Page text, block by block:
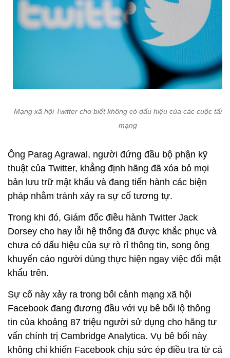
Mạng xã hội Twitter cho biết không có dấu hiệu của các cuộc tấn
mạng
Ông Parag Agrawal, người đứng đầu bộ phận kỹ
thuật của Twitter, khẳng định hãng đã xóa bỏ mọi
bản lưu trữ mật khẩu và đang tiến hành các biện
pháp nhằm tránh xảy ra sự cố tương tự.
Trong khi đó, Giám đốc điều hành Twitter Jack
Dorsey cho hay lỗi hệ thống đã được khắc phục và
chưa có dấu hiệu của sự rò rỉ thông tin, song ông
khuyến cáo người dùng thực hiện ngay việc đổi mật
khẩu trên.
Sự cố này xảy ra trong bối cảnh mạng xã hội
Facebook đang đương đầu với vụ bê bối lộ thông
tin của khoảng 87 triệu người sử dụng cho hãng tư
vấn chính trị Cambridge Analytica. Vụ bê bối này
không chỉ khiến Facebook chịu sức ép điều tra từ cả